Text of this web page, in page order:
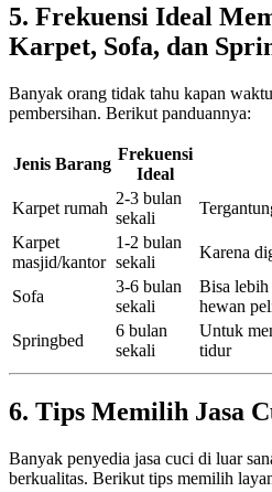
5. Frekuensi Ideal
Karpet, Sofa, dan
Banyak orang tidak tahu kapan
pembersihan. Berikut panduannya:
Jenis Barang
Frekuensi
Ideal
Karpet rumah
2-3 bulan
sekali
Karpet
masjid/kantor
1-2 bulan
sekali
Karena
Sofa
3-6 bulan
sekali
Bisa lebih
hewan
Springbed
6 bulan
sekali
Untuk
tidur
6. Tips Memilih Jasa
Banyak penyedia jasa cuci di luar
berkualitas. Berikut tips memilih